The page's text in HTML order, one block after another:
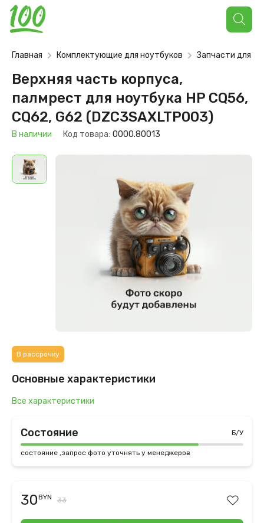
Поиск
товаров
Главная Комплектующие для ноутбуков Запчасти для
Верхняя часть корпуса,
палмрест для ноутбука HP CQ56,
CQ62, G62 (DZC3SAXLTP003)
В наличии Код товара: 0000.80013
В рассрочку
Основные характеристики
Все характеристики
Состояние Б/У
состояние ,запрос фото уточнять у менеджеров
30BYN 33